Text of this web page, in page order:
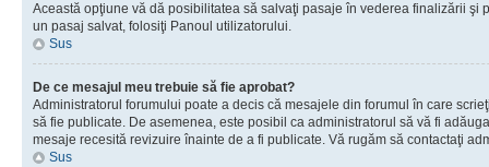
Această opţiune vă dă posibilitatea să salvaţi pasaje în vederea finalizării şi
un pasaj salvat, folosiţi Panoul utilizatorului.
Sus
De ce mesajul meu trebuie să fie aprobat?
Administratorul forumului poate a decis că mesajele din forumul în care
să fie publicate. De asemenea, este posibil ca administratorul să vă fi
mesaje recesită revizuire înainte de a fi publicate. Vă rugăm să contactaţi
Sus